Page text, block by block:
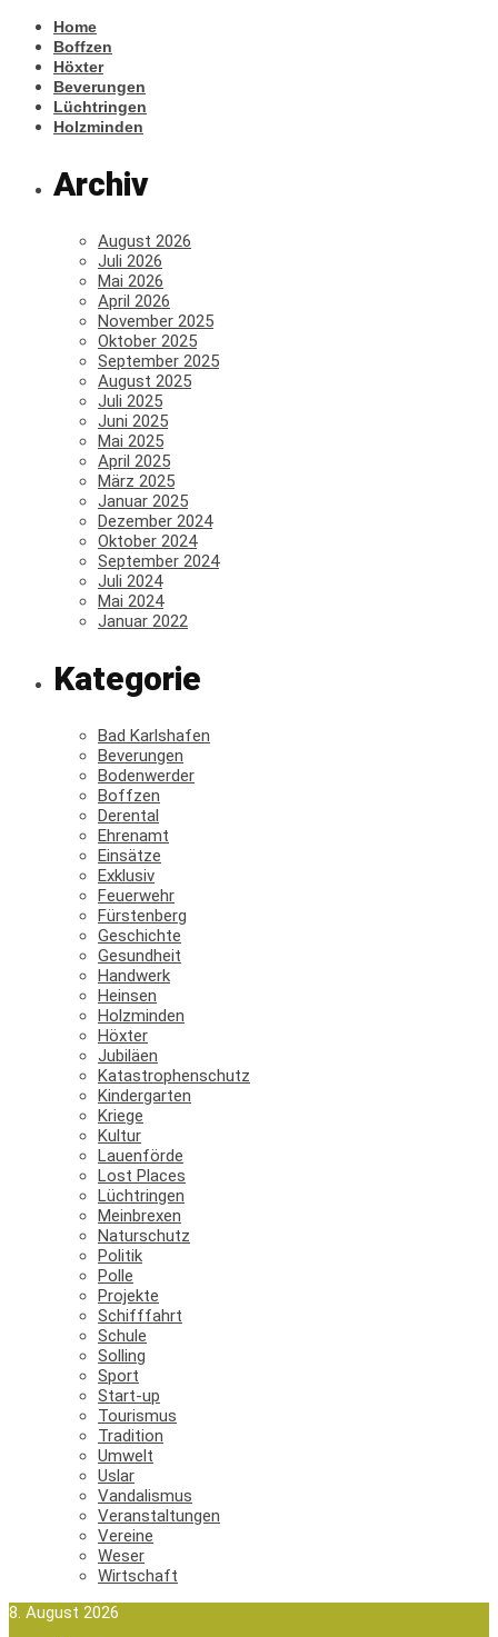
Home
Boffzen
Höxter
Beverungen
Lüchtringen
Holzminden
Archiv
August 2026
Juli 2026
Mai 2026
April 2026
November 2025
Oktober 2025
September 2025
August 2025
Juli 2025
Juni 2025
Mai 2025
April 2025
März 2025
Januar 2025
Dezember 2024
Oktober 2024
September 2024
Juli 2024
Mai 2024
Januar 2022
Kategorie
Bad Karlshafen
Beverungen
Bodenwerder
Boffzen
Derental
Ehrenamt
Einsätze
Exklusiv
Feuerwehr
Fürstenberg
Geschichte
Gesundheit
Handwerk
Heinsen
Holzminden
Höxter
Jubiläen
Katastrophenschutz
Kindergarten
Kriege
Kultur
Lauenförde
Lost Places
Lüchtringen
Meinbrexen
Naturschutz
Politik
Polle
Projekte
Schifffahrt
Schule
Solling
Sport
Start-up
Tourismus
Tradition
Umwelt
Uslar
Vandalismus
Veranstaltungen
Vereine
Weser
Wirtschaft
8. August 2026